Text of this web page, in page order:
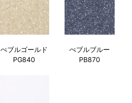
ぺブルゴールド
PG840
ぺブルブルー
PB870